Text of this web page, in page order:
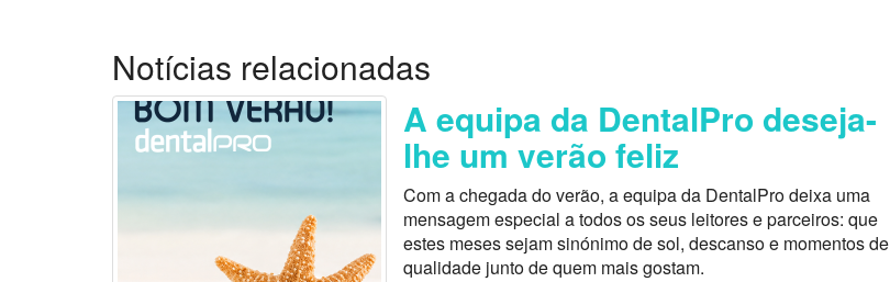
Notícias relacionadas
A equipa da DentalPro deseja-
lhe um verão feliz
Com a chegada do verão, a equipa da DentalPro deixa uma
mensagem especial a todos os seus leitores e parceiros: que
estes meses sejam sinónimo de sol, descanso e momentos de
qualidade junto de quem mais gostam.